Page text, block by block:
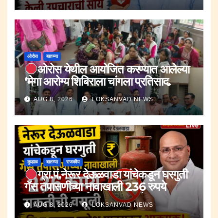
ओरोस बातम्या
ओरोस येथील आयोजित करण्यात आलेल्या
‘मेगा आरोग्य शिबिराला चांगला प्रतिसाद.
AUG 8, 2026 LOKSANVAD NEWS
कुडाळ बातम्या राजकीय
ग्रा.पं.नेरूर देऊळवाडा यांचेकडून घरगुती
गॅस तपासणीच्या नावाखाली 236 रुपये
सक्तीची वसुली.;जि.प.सदस्य रूपेश पावसकर
आक्रमक.
AUG 8, 2026 LOKSANVAD NEWS